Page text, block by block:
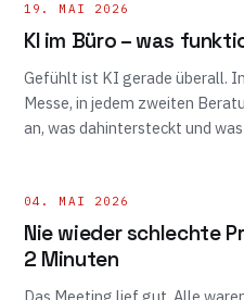
19. MAI 2026
KI im Büro – was
Gefühlt ist KI gerade überall.
Messe, in jedem zweiten
an, was dahintersteckt und
04. MAI 2026
Nie wieder schlechte
2 Minuten